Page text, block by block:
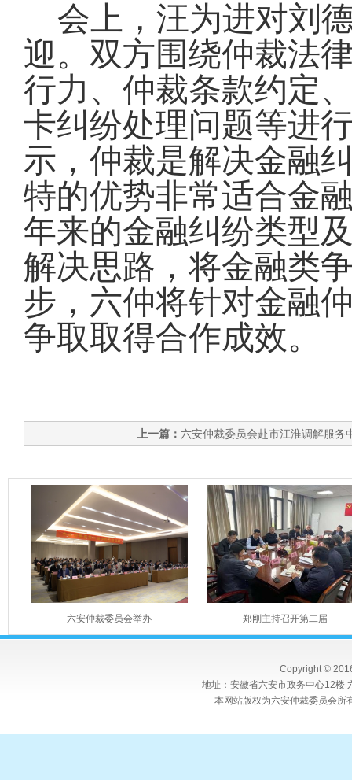
会上，汪为进对刘
迎。双方围绕仲裁法
行力、 仲裁条款约定
卡纠纷处理问题等进
示，仲裁是解决金融
特的优势非常适合金
年来的金融纠纷类型
解决思路，将金融类
步， 六仲将针对金融
争取取得合作成效。
上一篇： 六安仲裁委员会赴市江淮调解服务
六安仲裁委员会举办 郑刚主持召开第二届
Copyright ©
地址：安徽省六安市政务中心12
本网站版权为六安仲裁委员会